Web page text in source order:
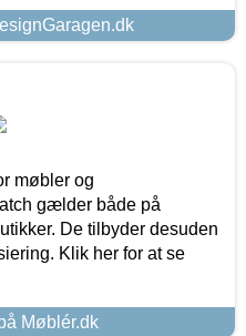
møbler og
gælder både på
De tilbyder desuden
Klik her for at se
Møblér.dk